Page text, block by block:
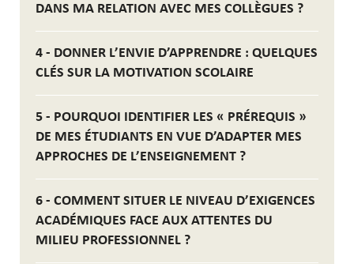
DANS MA RELATION AVEC MES COLLÈGUES ?
4 - DONNER L’ENVIE D’APPRENDRE : QUELQUES
CLÉS SUR LA MOTIVATION SCOLAIRE
5 - POURQUOI IDENTIFIER LES « PRÉREQUIS »
DE MES ÉTUDIANTS EN VUE D’ADAPTER MES
APPROCHES DE L’ENSEIGNEMENT ?
6 - COMMENT SITUER LE NIVEAU D’EXIGENCES
ACADÉMIQUES FACE AUX ATTENTES DU
MILIEU PROFESSIONNEL ?